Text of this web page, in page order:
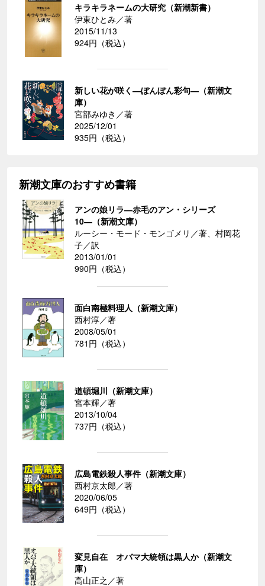
キラキラネームの大研究（新潮新書）
伊東ひとみ／著
2015/11/13
924円（税込）
新しい花が咲く―ぼんぼん彩句―（新潮文
庫）
宮部みゆき／著
2025/12/01
935円（税込）
新潮文庫のおすすめ書籍
アンの娘リラ―赤毛のアン・シリーズ
10―（新潮文庫）
ルーシー・モード・モンゴメリ／著、村岡花
子／訳
2013/01/01
990円（税込）
面白南極料理人（新潮文庫）
西村淳／著
2008/05/01
781円（税込）
道頓堀川（新潮文庫）
宮本輝／著
2013/10/04
737円（税込）
広島電鉄殺人事件（新潮文庫）
西村京太郎／著
2020/06/05
649円（税込）
変見自在 オバマ大統領は黒人か（新潮文
庫）
高山正之／著